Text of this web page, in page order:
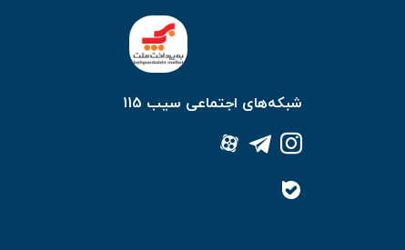
شبکه‌های اجتماعی سیب 115